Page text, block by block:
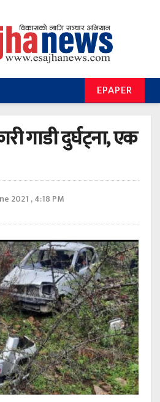
EPAPER
गाडी दुर्घट्ना, एक
2021 , 4:18 PM